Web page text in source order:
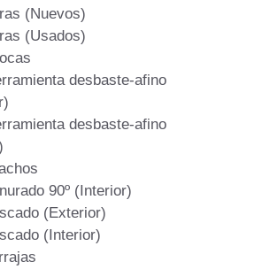
(Nuevos)
(Usados)
desbaste-afino
desbaste-afino
90º (Interior)
(Exterior)
(Interior)